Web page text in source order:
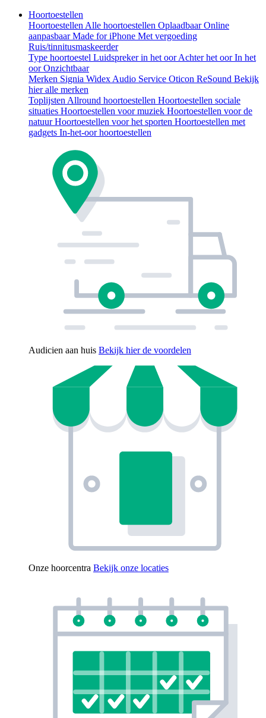
Hoortoestellen
Hoortoestellen Alle hoortoestellen OplaadbaarOnline
aanpasbaarMade for iPhone Met vergoeding
Ruis/tinnitusmaskeerder
Type hoortoestel Luidspreker in het oorAchter het oorIn het
oorOnzichtbaar
Merken Signia Widex Audio Service Oticon ReSound Bekijk
hier alle merken
Toplijsten Allround hoortoestellen Hoortoestellen sociale
situaties Hoortoestellen voor muziek Hoortoestellen voor de
natuurHoortoestellen voor het sporten Hoortoestellen met
gadgets In-het-oor hoortoestellen
Audicien aan huis Bekijk hier de voordelen
Onze hoorcentra Bekijk onze locaties